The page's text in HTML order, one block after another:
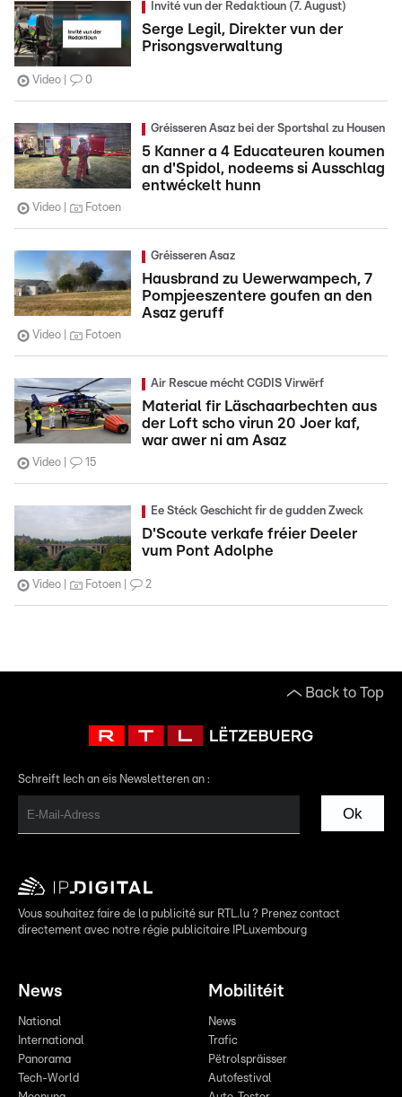
Invité vun der Redaktioun (7. August)
Serge Legil, Direkter vun der
Prisongsverwaltung
Video 0
Gréisseren Asaz bei der Sportshal zu Housen
5 Kanner a 4 Educateuren koumen
an d'Spidol, nodeems si Ausschlag
entwéckelt hunn
Video Fotoen
Gréisseren Asaz
Hausbrand zu Uewerwampech, 7
Pompjeeszentere goufen an den
Asaz geruff
Video Fotoen
Air Rescue mécht CGDIS Virwërf
Material fir Läschaarbechten aus
der Loft scho virun 20 Joer kaf,
war awer ni am Asaz
Video 15
Ee Stéck Geschicht fir de gudden Zweck
D'Scoute verkafe fréier Deeler
vum Pont Adolphe
Video Fotoen 2
Back to Top
Schreift Iech an eis Newsletteren an :
Ok
Vous souhaitez faire de la publicité sur RTL.lu ? Prenez contact
directement avec notre régie publicitaire IPLuxembourg
News
National
International
Panorama
Tech-World
Mobilitéit
News
Trafic
Pëtrolspräisser
Autofestival